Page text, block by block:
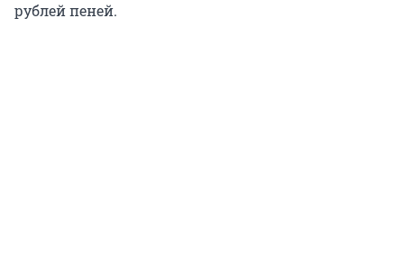
рублей пеней.